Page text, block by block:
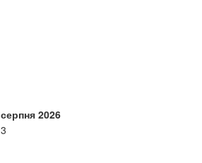
серпня 2026
3